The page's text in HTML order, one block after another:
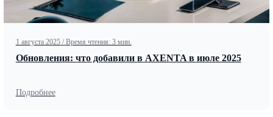
1 августа 2025 / Время чтения: 3 мин.
Обновления: что добавили в AXENTA в июле 2025
Подробнее